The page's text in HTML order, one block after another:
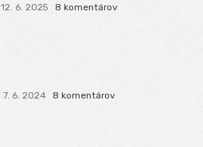
12. 6. 2025 8 komentárov
7. 6. 2024 8 komentárov